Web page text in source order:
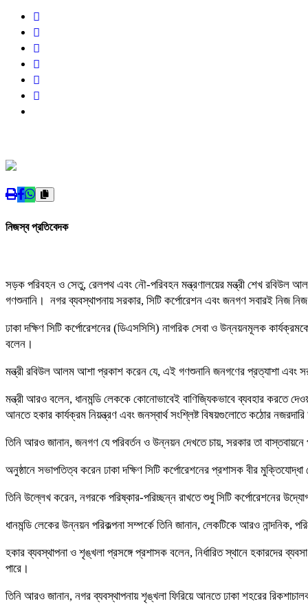
নিজস্ব প্রতিবেদক
সড়ক পরিবহন ও সেতু, রেলপথ এবং নৌ-পরিবহন মন্ত্রণালয়ের মন্ত্রী শেখ রবিউল
গণশুনানি। নগর ব্যবস্থাপনায় সরকার, সিটি কর্পোরেশন এবং জনগণ সবারই নিজ
ঢাকা দক্ষিণ সিটি কর্পোরেশনের (ডিএসসিসি) নাগরিক সেবা ও উন্নয়নমূলক
বলেন।
মন্ত্রী রবিউল আলম আশা প্রকাশ করেন যে, এই গণশুনানি জনগণের প্রত্যাশা এবং
​মন্ত্রী আরও বলেন, ধানমন্ডি লেককে কোনোভাবেই বাণিজ্যিকভাবে ব্যবহার করতে
আনতে হকার কার্যক্রম নিয়ন্ত্রণ এবং জনস্বার্থ সংশ্লিষ্ট বিষয়গুলোতে কঠোর
তিনি আরও জানান, জনগণ যে পরিবর্তন ও উন্নয়ন দেখতে চায়, সরকার তা
অনুষ্ঠানে সভাপতিত্ব করেন ঢাকা দক্ষিণ সিটি কর্পোরেশনের প্রশাসক বীর
তিনি উল্লেখ করেন, নগরকে পরিষ্কার-পরিচ্ছন্ন রাখতে শুধু সিটি কর্পোরেশনের
​ধানমন্ডি লেকের উন্নয়ন পরিকল্পনা সম্পর্কে তিনি জানান, লেকটিকে আরও
​হকার ব্যবস্থাপনা ও শৃঙ্খলা প্রসঙ্গে প্রশাসক বলেন, নির্ধারিত স্থানে হকারদের
পারে।
​তিনি আরও জানান, নগর ব্যবস্থাপনায় শৃঙ্খলা ফিরিয়ে আনতে ঢাকা শহরের